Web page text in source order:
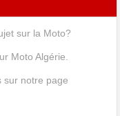
sur la Moto?
Moto Algérie.
sur notre page